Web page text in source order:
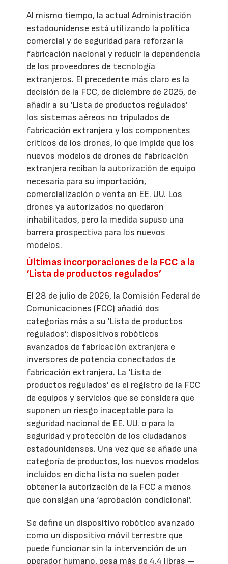
Al mismo tiempo, la actual Administración
estadounidense está utilizando la política
comercial y de seguridad para reforzar la
fabricación nacional y reducir la dependencia
de los proveedores de tecnología
extranjeros. El precedente más claro es la
decisión de la FCC, de diciembre de 2025, de
añadir a su ‘Lista de productos regulados’
los sistemas aéreos no tripulados de
fabricación extranjera y los componentes
críticos de los drones, lo que impide que los
nuevos modelos de drones de fabricación
extranjera reciban la autorización de equipo
necesaria para su importación,
comercialización o venta en EE. UU. Los
drones ya autorizados no quedaron
inhabilitados, pero la medida supuso una
barrera prospectiva para los nuevos
modelos.
Últimas incorporaciones de la FCC a la
‘Lista de productos regulados’
El 28 de julio de 2026, la Comisión Federal de
Comunicaciones (FCC) añadió dos
categorías más a su ‘Lista de productos
regulados’: dispositivos robóticos
avanzados de fabricación extranjera e
inversores de potencia conectados de
fabricación extranjera. La ‘Lista de
productos regulados’ es el registro de la FCC
de equipos y servicios que se considera que
suponen un riesgo inaceptable para la
seguridad nacional de EE. UU. o para la
seguridad y protección de los ciudadanos
estadounidenses. Una vez que se añade una
categoría de productos, los nuevos modelos
incluidos en dicha lista no suelen poder
obtener la autorización de la FCC a menos
que consigan una ‘aprobación condicional’.
Se define un dispositivo robótico avanzado
como un dispositivo móvil terrestre que
puede funcionar sin la intervención de un
operador humano, pesa más de 4,4 libras —